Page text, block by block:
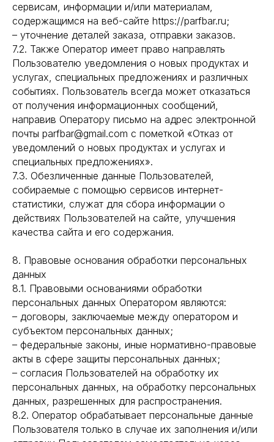
сервисам, информации и/или материалам,
содержащимся на веб-сайте https://parfbar.ru;
– уточнение деталей заказа, отправки заказов.
7.2. Также Оператор имеет право направлять
Пользователю уведомления о новых продуктах и
услугах, специальных предложениях и различных
событиях. Пользователь всегда может отказаться
от получения информационных сообщений,
направив Оператору письмо на адрес электронной
почты parfbar@gmail.com с пометкой «Отказ от
уведомлений о новых продуктах и услугах и
специальных предложениях».
7.3. Обезличенные данные Пользователей,
собираемые с помощью сервисов интернет-
статистики, служат для сбора информации о
действиях Пользователей на сайте, улучшения
качества сайта и его содержания.
8. Правовые основания обработки персональных
данных
8.1. Правовыми основаниями обработки
персональных данных Оператором являются:
– договоры, заключаемые между оператором и
субъектом персональных данных;
– федеральные законы, иные нормативно-правовые
акты в сфере защиты персональных данных;
– согласия Пользователей на обработку их
персональных данных, на обработку персональных
данных, разрешенных для распространения.
8.2. Оператор обрабатывает персональные данные
Пользователя только в случае их заполнения и/или